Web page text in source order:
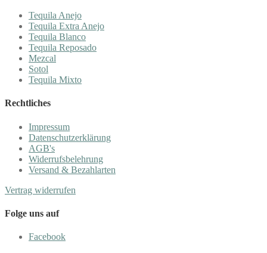
Tequila Anejo
Tequila Extra Anejo
Tequila Blanco
Tequila Reposado
Mezcal
Sotol
Tequila Mixto
Rechtliches
Impressum
Datenschutzerklärung
AGB's
Widerrufsbelehrung
Versand & Bezahlarten
Vertrag widerrufen
Folge uns auf
Facebook